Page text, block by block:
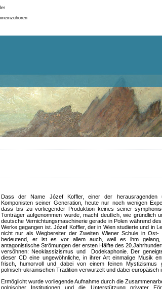
Dass der Name Józef Koffler, einer der herausragenden
Komponisten seiner Generation, heute nur noch wenigen
dass bis zu vorliegender Produktion keines seiner
Tonträger aufgenommen wurde, macht deutlich, wie gründlich
deutsche Vernichtungsmaschinerie gerade in Polen während
Werke gegangen ist. Józef Koffler, der in Wien studierte und in
nicht nur als Wegbereiter der Zweiten Wiener Schule in Ost-
bedeutend, er ist es vor allem auch, weil es ihm gelang,
antagonistische Strömungen der ersten Hälfte des
versöhnen: Neoklassizismus und Dodekaphonie. Der
dieser CD eine ungewöhnliche, in ihrer Art einmalige Musik
frisch, humorvoll und dabei von einem feinen Mystizismus
polnisch-ukrainischen Tradition verwurzelt und dabei europäisch
Ermöglicht wurde vorliegende Aufnahme durch die
polnischer Institutionen und die Unterstützung privater